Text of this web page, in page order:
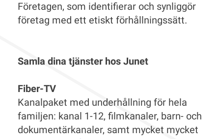
Företagen, som identifierar och synliggör
företag med ett etiskt förhållningssätt.
Samla dina tjänster hos Junet
Fiber-TV
Kanalpaket med underhållning för hela
familjen: kanal 1-12, filmkanaler, barn- och
dokumentärkanaler, samt mycket mycket